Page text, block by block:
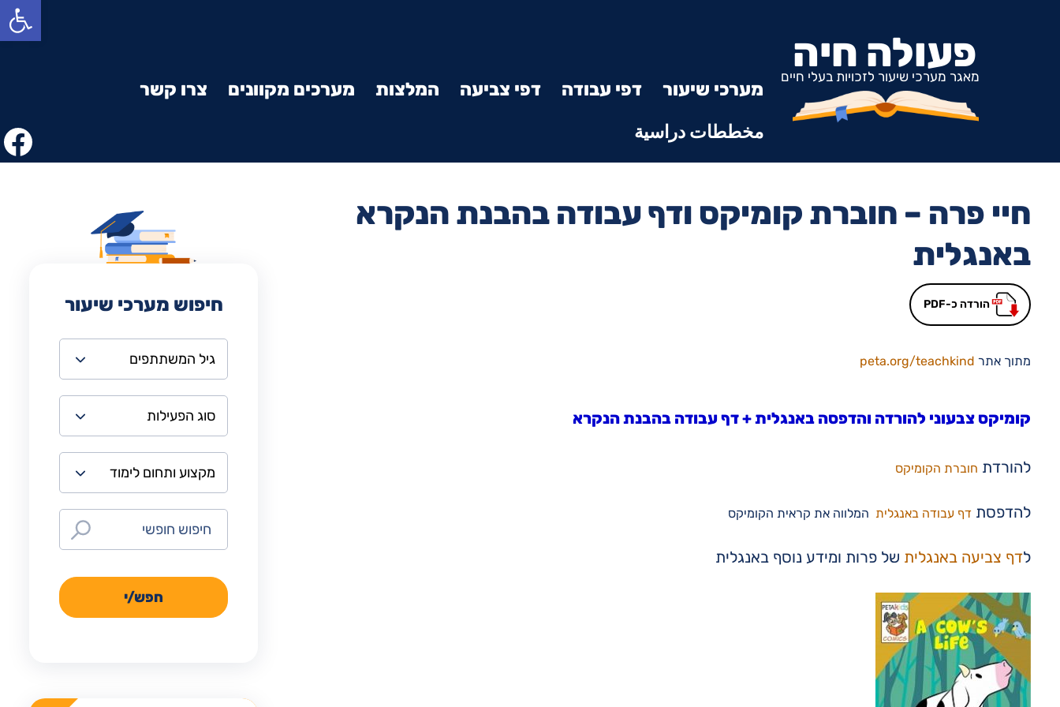
פתח סרגל נגישות
פעולה חיה
מאגר מערכי שיעור לזכויות בעלי חיים
מערכי שיעור דפי עבודה דפי צביעה המלצות מערכים מקוונים
צרו קשר
مخططات دراسية
חיי פרה – חוברת קומיקס ודף עבודה בהבנת הנקרא
באנגלית
הורדה כ-PDF
מתוך אתר peta.org/teachkind
קומיקס צבעוני להורדה והדפסה באנגלית + דף עבודה בהבנת הנקרא
להורדת חוברת הקומיקס
להדפסת דף עבודה באנגלית המלווה את קראית הקומיקס
לדף צביעה באנגלית של פרות ומידע נוסף באנגלית
חיפוש מערכי שיעור
חפש/י